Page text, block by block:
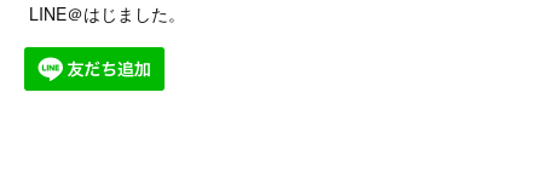
LINE＠はじました。